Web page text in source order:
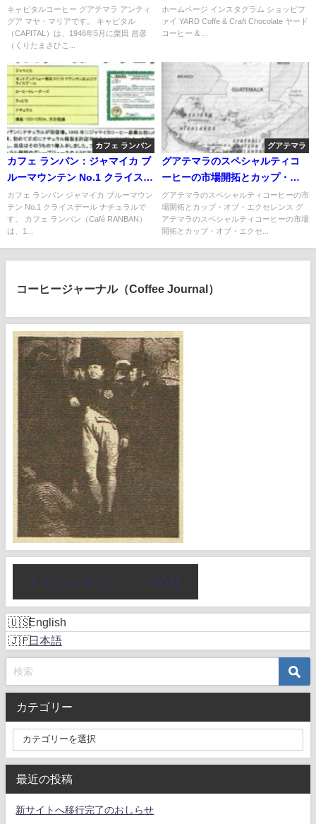
キャピタルコーヒー グアテマラ アンティ
グア マヤ・マリアです。 キャピタル
（CAPITAL）は、1946年5月に栗田 昌彦
（くりたまさひこ...
コレート
ホームページ インスタグラム ショッピフ
ァイ YARD Coffe & Craft Chocolate ヤード
コーヒー & ...
カフェ ランバン
カフェ ランバン：ジャマイカ ブ
ルーマウンテン No.1 クライスデ
ール ナチュラル
カフェ ランバン ジャマイカ ブルーマウン
テン No.1 クライスデール ナチュラルで
す。 カフェ ランバン（Café RANBAN）
は、1...
グアテマラ
グアテマラのスペシャルティコ
ーヒーの市場開拓とカップ・オ
ブ・エクセレンス
グアテマラのスペシャルティコーヒーの市
場開拓とカップ・オブ・エクセレンス グ
アテマラのスペシャルティコーヒーの市場
開拓とカップ・オブ・エクセ...
コーヒージャーナル（Coffee Journal）
X（ツイッター） NOTE
English
日本語
カテゴリー
最近の投稿
新サイトへ移行完了のおしらせ